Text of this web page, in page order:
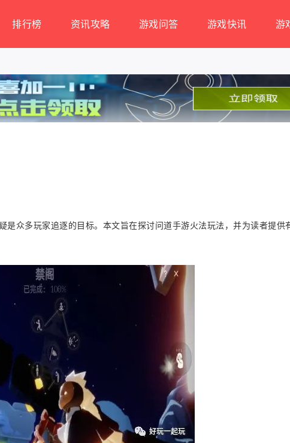
排行榜 资讯攻略 游戏问答 游戏快讯 游
众多玩家追逐的目标。本文旨在探讨问道手游火法玩法，并为读者提供